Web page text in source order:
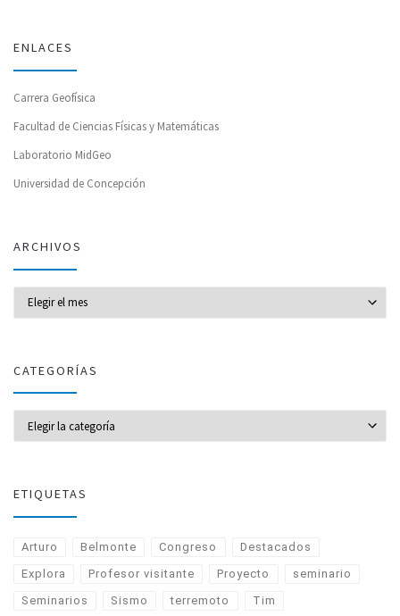
ENLACES
Carrera Geofísica
Facultad de Ciencias Físicas y Matemáticas
Laboratorio MidGeo
Universidad de Concepción
ARCHIVOS
CATEGORÍAS
ETIQUETAS
Arturo Belmonte Congreso Destacados
Explora Profesor visitante Proyecto seminario
Seminarios Sismo terremoto Tim